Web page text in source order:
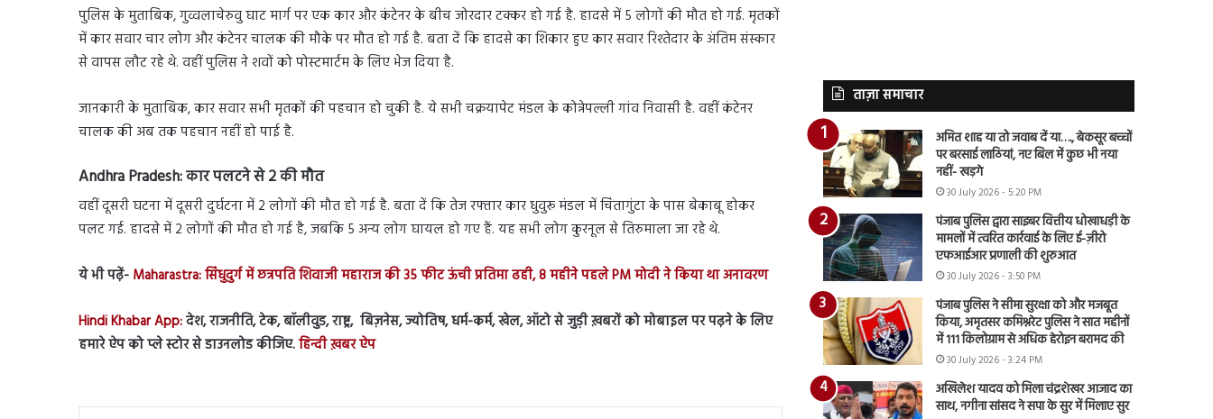
पुलिस के मुताबिक, गुव्वलाचेरुवु घाट मार्ग पर एक कार और कंटेनर के बीच जोरदार टक्कर हो गई है. हादसे में 5 लोगों की मौत हो गई. मृतकों
में कार सवार चार लोग और कंटेनर चालक की मौके पर मौत हो गई है. बता दें कि हादसे का शिकार हुए कार सवार रिश्तेदार के अंतिम संस्कार
से वापस लौट रहे थे. वहीं पुलिस ने शवों को पोस्टमार्टम के लिए भेज दिया है.
जानकारी के मुताबिक, कार सवार सभी मृतकों की पहचान हो चुकी है. ये सभी चक्रयापेट मंडल के कोन्नेपल्ली गांव निवासी है. वहीं कंटेनर
चालक की अब तक पहचान नहीं हो पाई है.
Andhra Pradesh:कार पलटने से 2 की मौत
वहीं दूसरी घटना में दूसरी दुर्घटना में 2 लोगों की मौत हो गई है. बता दें कि तेज रफ्तार कार धुवुरू मंडल में चिंतागुंटा के पास बेकाबू होकर
पलट गई. हादसे में 2 लोगों की मौत हो गई है, जबकि 5 अन्य लोग घायल हो गए हैं. यह सभी लोग कुरनूल से तिरुमाला जा रहे थे.
ये भी पढ़ें- Maharastra: सिंधुदुर्ग में छत्रपति शिवाजी महाराज की 35 फीट ऊंची प्रतिमा ढही, 8 महीने पहले PM मोदी ने किया था अनावरण
Hindi Khabar App:देश, राजनीति, टेक, बॉलीवुड, राष्ट्र, बिज़नेस, ज्योतिष, धर्म-कर्म, खेल, ऑटो से जुड़ी ख़बरों को मोबाइल पर पढ़ने के लिए
हमारे ऐप को प्ले स्टोर से डाउनलोड कीजिए.हिन्दी ख़बर ऐप
ताज़ा समाचार
अमित शाह या तो जवाब दें या…., बेकसूर बच्चों
पर बरसाई लाठियां, नए बिल में कुछ भी नया
नहीं- खड़गे
30 July 2026 - 5:20 PM
पंजाब पुलिस द्वारा साइबर वित्तीय धोखाधड़ी के
मामलों में त्वरित कार्रवाई के लिए ई-ज़ीरो
एफआईआर प्रणाली की शुरुआत
30 July 2026 - 3:50 PM
पंजाब पुलिस ने सीमा सुरक्षा को और मजबूत
किया, अमृतसर कमिश्नरेट पुलिस ने सात महीनों
में 111 किलोग्राम से अधिक हेरोइन बरामद की
30 July 2026 - 3:24 PM
अखिलेश यादव को मिला चंद्रशेखर आजाद का
साथ, नगीना सांसद ने सपा के सुर में मिलाए सुर